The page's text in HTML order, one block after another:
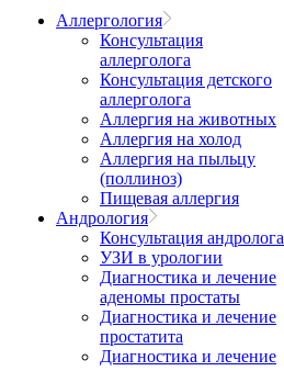
Аллергология
Консультация
аллерголога
Консультация детского
аллерголога
Аллергия на животных
Аллергия на холод
Аллергия на пыльцу
(поллиноз)
Пищевая аллергия
Андрология
Консультация андролога
УЗИ в урологии
Диагностика и лечение
аденомы простаты
Диагностика и лечение
простатита
Диагностика и лечение